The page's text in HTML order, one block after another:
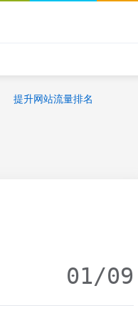
提升网站流量排名
01/09